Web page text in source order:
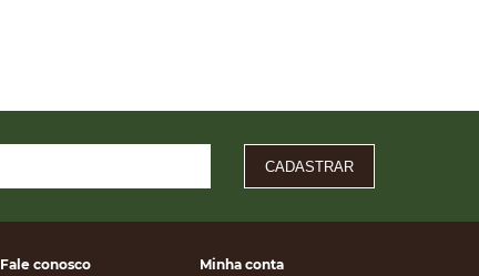
CADASTRAR
Fale conosco Minha conta